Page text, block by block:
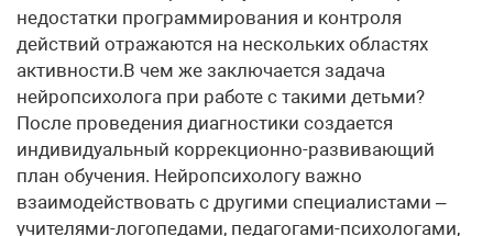
недостатки программирования и контроля
действий отражаются на нескольких областях
активности.В чем же заключается задача
нейропсихолога при работе с такими детьми?
После проведения диагностики создается
индивидуальный коррекционно-развивающий
план обучения. Нейропсихологу важно
взаимодействовать с другими специалистами –
учителями-логопедами, педагогами-психологами,